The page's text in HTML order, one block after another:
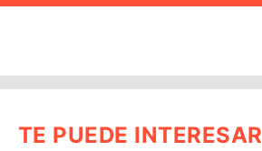
TE PUEDE INTERESAR